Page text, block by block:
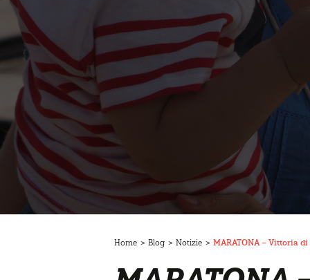
Home > Blog > Notizie > MARATONA – Vittoria